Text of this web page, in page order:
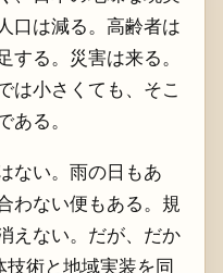
口は減る。高齢者は
る。災害は来る。
は小さくても、そこ
る。
ない。雨の日もあ
わない便もある。規
えない。だが、だか
技術と地域実装を同